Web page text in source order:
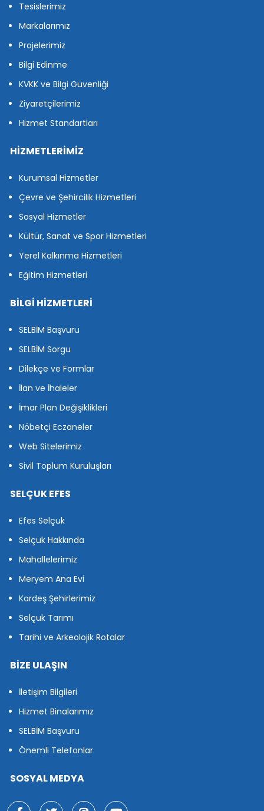
Tesislerimiz
Markalarımız
Projelerimiz
Bilgi Edinme
KVKK ve Bilgi Güvenliği
Ziyaretçilerimiz
Hizmet Standartları
HİZMETLERİMİZ
Kurumsal Hizmetler
Çevre ve Şehircilik Hizmetleri
Sosyal Hizmetler
Kültür, Sanat ve Spor Hizmetleri
Yerel Kalkınma Hizmetleri
Eğitim Hizmetleri
BİLGİ HİZMETLERİ
SELBİM Başvuru
SELBİM Sorgu
Dilekçe ve Formlar
İlan ve İhaleler
İmar Plan Değişiklikleri
Nöbetçi Eczaneler
Web Sitelerimiz
Sivil Toplum Kuruluşları
SELÇUK EFES
Efes Selçuk
Selçuk Hakkında
Mahallelerimiz
Meryem Ana Evi
Kardeş Şehirlerimiz
Selçuk Tarımı
Tarihi ve Arkeolojik Rotalar
BİZE ULAŞIN
İletişim Bilgileri
Hizmet Binalarımız
SELBİM Başvuru
Önemli Telefonlar
SOSYAL MEDYA